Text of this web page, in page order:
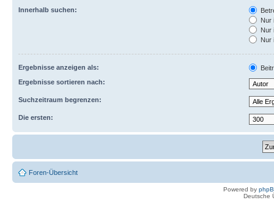
Innerhalb suchen:
Nur
Nur
Nur
Ergebnisse anzeigen als:
Ergebnisse sortieren nach:
Suchzeitraum begrenzen:
Die ersten:
Foren-Übersicht
Powered by
Deutsche